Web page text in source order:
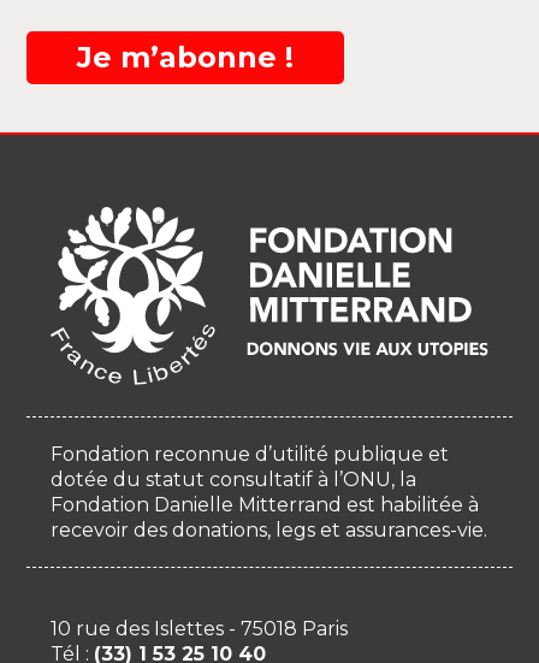
Je m’abonne !
Fondation reconnue d’utilité publique et
dotée du statut consultatif à l’ONU, la
Fondation Danielle Mitterrand est habilitée à
recevoir des donations, legs et assurances-vie.
10 rue des Islettes - 75018 Paris
Tél : (33) 1 53 25 10 40